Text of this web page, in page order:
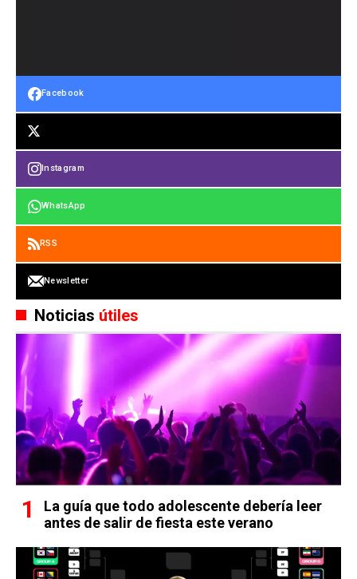
Facebook
Instagram
WhatsApp
RSS
Newsletter
Noticias útiles
La guía que todo adolescente debería leer
antes de salir de fiesta este verano